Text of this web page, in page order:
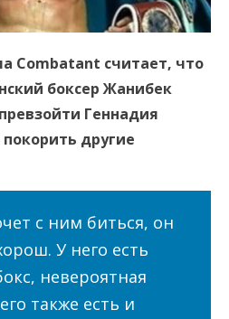
Combatant считает, что
боксер Жанибек
Геннадия
другие
с ним биться, он
У него есть
невероятная
также есть и